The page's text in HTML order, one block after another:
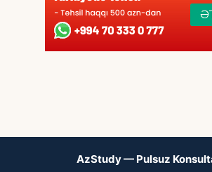
AzStudy — Pulsuz